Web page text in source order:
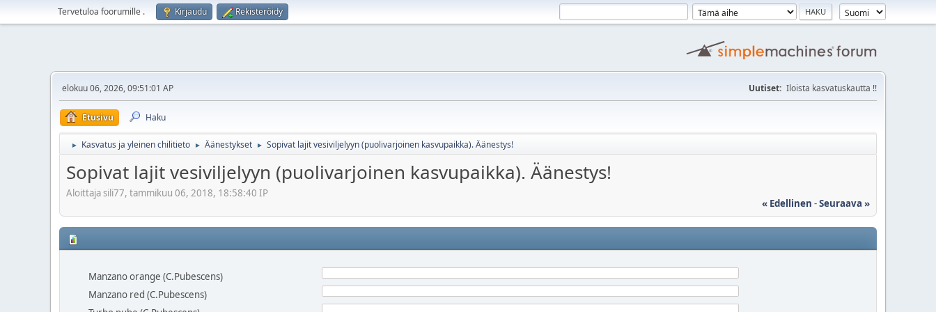
Tervetuloa foorumille . Kirjaudu Rekisteröidy
elokuu 06, 2026, 09:51:01 AP Uutiset: Iloista kasvatuskautta !!
Etusivu Haku
► Kasvatus ja yleinen chilitieto ► Äänestykset ► Sopivat lajit vesiviljelyyn (puolivarjoinen kasvupaikka). Äänestys!
Sopivat lajit vesiviljelyyn (puolivarjoinen kasvupaikka). Äänestys!
Aloittaja sili77, tammikuu 06, 2018, 18:58:40 IP
« Edellinen -Seuraava »
Manzano orange (C.Pubescens)
Manzano red (C.Pubescens)